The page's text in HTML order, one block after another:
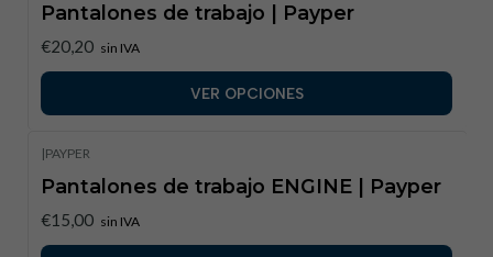
Pantalones de trabajo | Payper
€20,20 sin IVA
VER OPCIONES
|PAYPER
Pantalones de trabajo ENGINE | Payper
€15,00 sin IVA